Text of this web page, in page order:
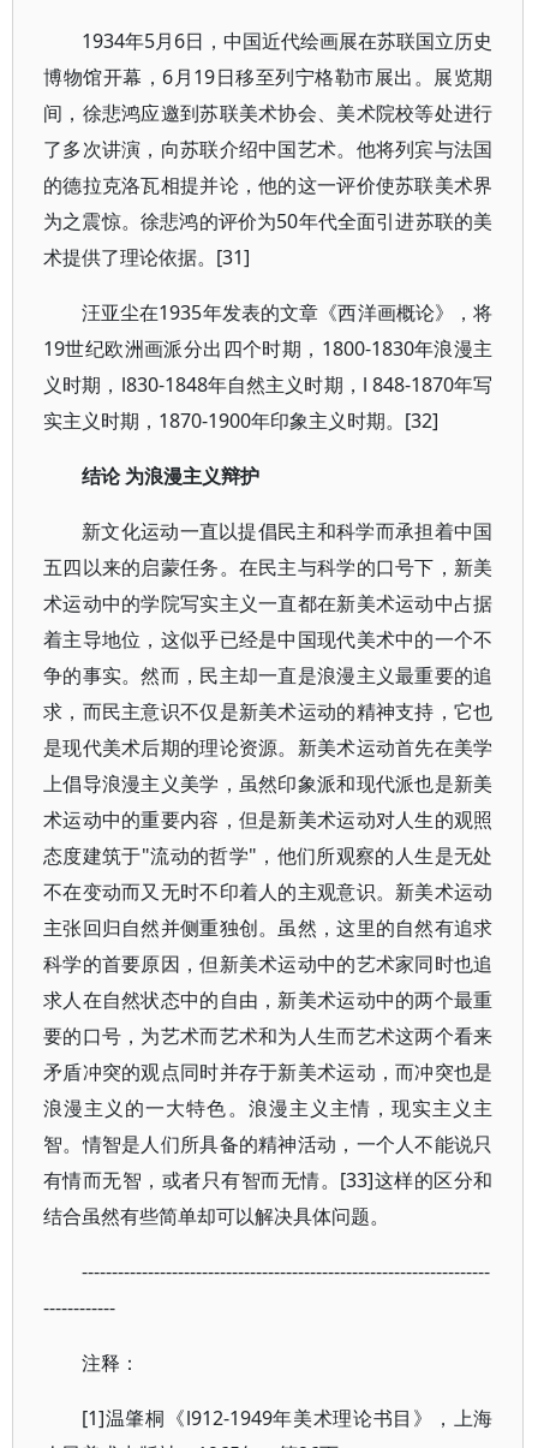
1934年5月6日，中国近代绘画展在苏联国立历史
博物馆开幕，6月19日移至列宁格勒市展出。展览期
间，徐悲鸿应邀到苏联美术协会、美术院校等处进行
了多次讲演，向苏联介绍中国艺术。他将列宾与法国
的德拉克洛瓦相提并论，他的这一评价使苏联美术界
为之震惊。徐悲鸿的评价为50年代全面引进苏联的美
术提供了理论依据。[31]
汪亚尘在1935年发表的文章《西洋画概论》，将
19世纪欧洲画派分出四个时期，1800-1830年浪漫主
义时期，l830-1848年自然主义时期，l 848-1870年写
实主义时期，1870-1900年印象主义时期。[32]
结论 为浪漫主义辩护
新文化运动一直以提倡民主和科学而承担着中国
五四以来的启蒙任务。在民主与科学的口号下，新美
术运动中的学院写实主义一直都在新美术运动中占据
着主导地位，这似乎已经是中国现代美术中的一个不
争的事实。然而，民主却一直是浪漫主义最重要的追
求，而民主意识不仅是新美术运动的精神支持，它也
是现代美术后期的理论资源。新美术运动首先在美学
上倡导浪漫主义美学，虽然印象派和现代派也是新美
术运动中的重要内容，但是新美术运动对人生的观照
态度建筑于"流动的哲学"，他们所观察的人生是无处
不在变动而又无时不印着人的主观意识。新美术运动
主张回归自然并侧重独创。虽然，这里的自然有追求
科学的首要原因，但新美术运动中的艺术家同时也追
求人在自然状态中的自由，新美术运动中的两个最重
要的口号，为艺术而艺术和为人生而艺术这两个看来
矛盾冲突的观点同时并存于新美术运动，而冲突也是
浪漫主义的一大特色。浪漫主义主情，现实主义主
智。情智是人们所具备的精神活动，一个人不能说只
有情而无智，或者只有智而无情。[33]这样的区分和
结合虽然有些简单却可以解决具体问题。
--------------------------------------------------------------------
------------
注释：
[1]温肇桐《l912-1949年美术理论书目》，上海